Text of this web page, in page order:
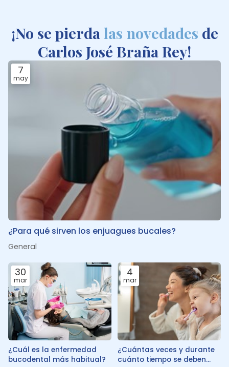
¡No se pierda las novedades de
Carlos José Braña Rey!
7
may
¿Para qué sirven los enjuagues bucales?
General
30
mar
¿Cuál es la enfermedad
bucodental más habitual?
4
mar
¿Cuántas veces y durante
cuánto tiempo se deben